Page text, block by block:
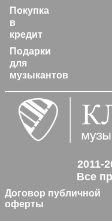
Покупка
в
кредит
Подарки
для
музыкантов
2011-
Все
Договор публичной
оферты